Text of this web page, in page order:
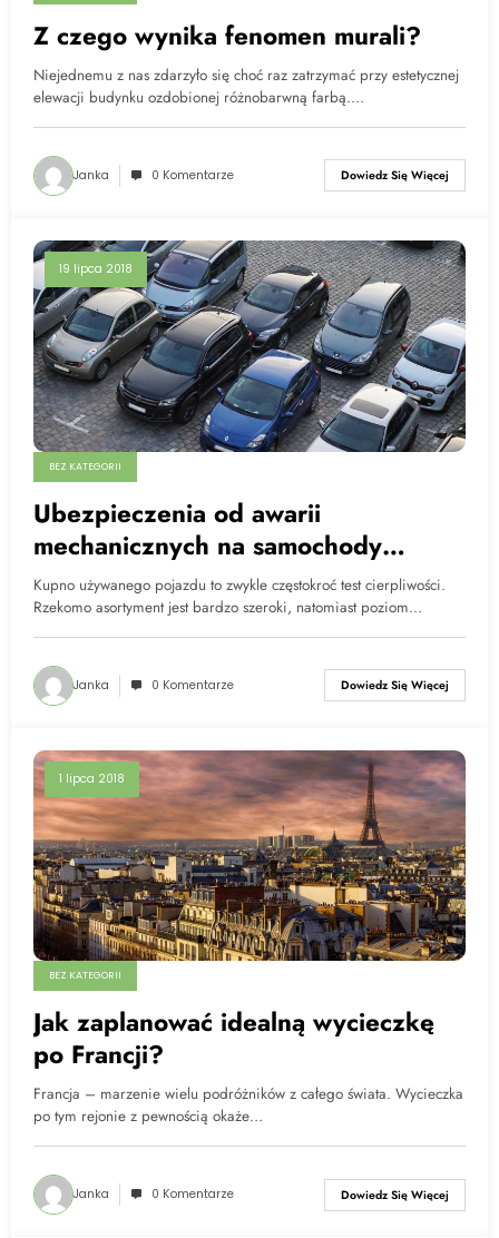
Z czego wynika fenomen murali?
Niejednemu z nas zdarzyło się choć raz zatrzymać przy estetycznej
elewacji budynku ozdobionej różnobarwną farbą.…
Janka 0 Komentarze Dowiedz Się Więcej
19 lipca 2018
BEZ KATEGORII
Ubezpieczenia od awarii
mechanicznych na samochody
używane
Kupno używanego pojazdu to zwykle częstokroć test cierpliwości.
Rzekomo asortyment jest bardzo szeroki, natomiast poziom…
Janka 0 Komentarze Dowiedz Się Więcej
1 lipca 2018
BEZ KATEGORII
Jak zaplanować idealną wycieczkę
po Francji?
Francja – marzenie wielu podróżników z całego świata. Wycieczka
po tym rejonie z pewnością okaże…
Janka 0 Komentarze Dowiedz Się Więcej